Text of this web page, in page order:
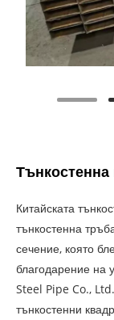
Китайската
тънкостенна
сечение, която
благодарение на
Steel Pipe Co.,
тънкостенни